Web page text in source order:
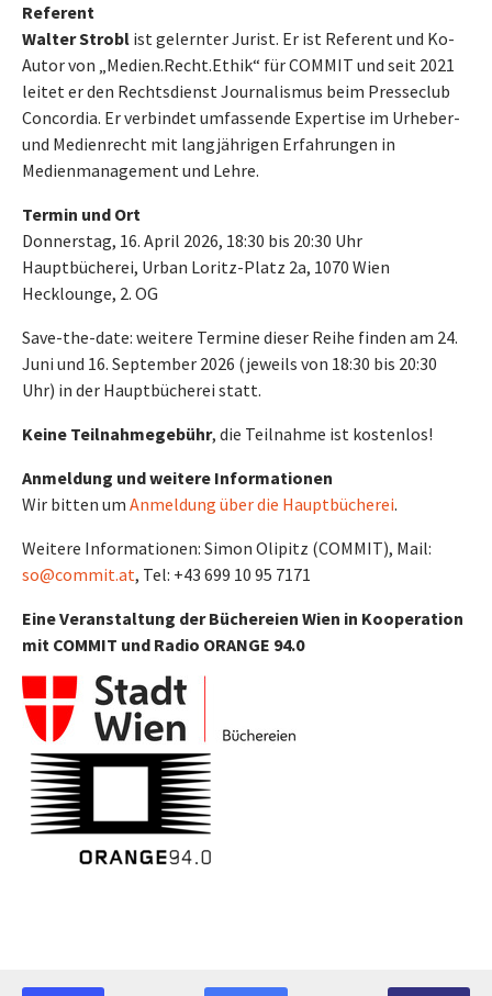
Referent
Walter Strobl ist gelernter Jurist. Er ist Referent und Ko-
Autor von „Medien.Recht.Ethik“ für COMMIT und seit 2021
leitet er den Rechtsdienst Journalismus beim Presseclub
Concordia. Er verbindet umfassende Expertise im Urheber-
und Medienrecht mit langjährigen Erfahrungen in
Medienmanagement und Lehre.
Termin und Ort
Donnerstag, 16. April 2026, 18:30 bis 20:30 Uhr
Hauptbücherei, Urban Loritz-Platz 2a, 1070 Wien
Hecklounge, 2. OG
Save-the-date: weitere Termine dieser Reihe finden am 24.
Juni und 16. September 2026 (jeweils von 18:30 bis 20:30
Uhr) in der Hauptbücherei statt.
Keine Teilnahmegebühr, die Teilnahme ist kostenlos!
Anmeldung und weitere Informationen
Wir bitten um Anmeldung über die Hauptbücherei.
Weitere Informationen: Simon Olipitz (COMMIT), Mail:
so@commit.at, Tel: +43 699 10 95 7171
Eine Veranstaltung der Büchereien Wien in Kooperation
mit COMMIT und Radio ORANGE 94.0